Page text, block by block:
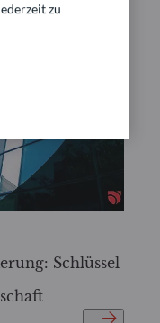
Schlüssel
zu